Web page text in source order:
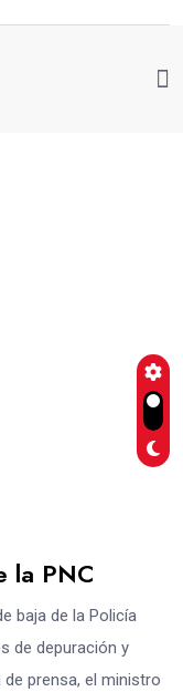
la PNC
baja de la Policía
de depuración y
prensa, el ministro